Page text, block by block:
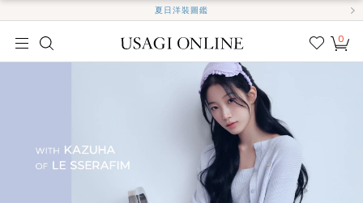
夏日洋裝圖鑑
我的
0